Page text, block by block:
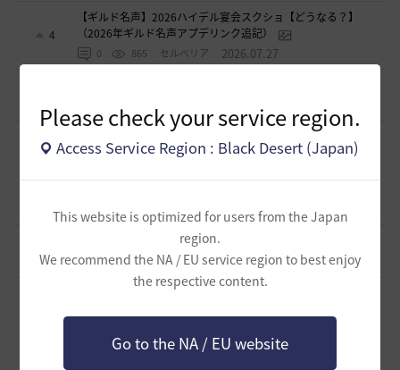
Please check your service region.
Access Service Region : Black Desert (Japan)
This website is optimized for users from the Japan
region.
We recommend the NA / EU service region to best enjoy
the respective content.
Go to the NA / EU website
4
【ギルド名声】2026ハイデル宴会スクショ【どうなる？】
（2026年ギルド名声アプデリンク追記）
0 865 セルベリア 2026.07.27
2026.07.24
2
2 910 倉庫の 2026.07.24
1 784 マサ 2026.07.24
0
ベテラン＆ルーキー クーポン配布
0 755 飛鳥雨音 2026.07.24
ドーサやソーサレスの無敵踊りについて
0 832 無敵で踊り狂う女 2026.07.23
立ち聞きについて